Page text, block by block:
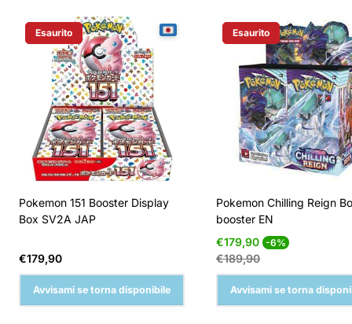
Etichetta Del Prodotto:
Esaurito
Pokemon 151 Booster Display
Box SV2A JAP
Prezzo
normale
€179,90
Avvisami se torna disponibile
Etichetta Del Prodotto:
Esaurito
Pokemon Chilling Reign
booster EN
Prezzo
di
vendita
€179,90 -6% Prezzo
€189,90
Avvisami se torna